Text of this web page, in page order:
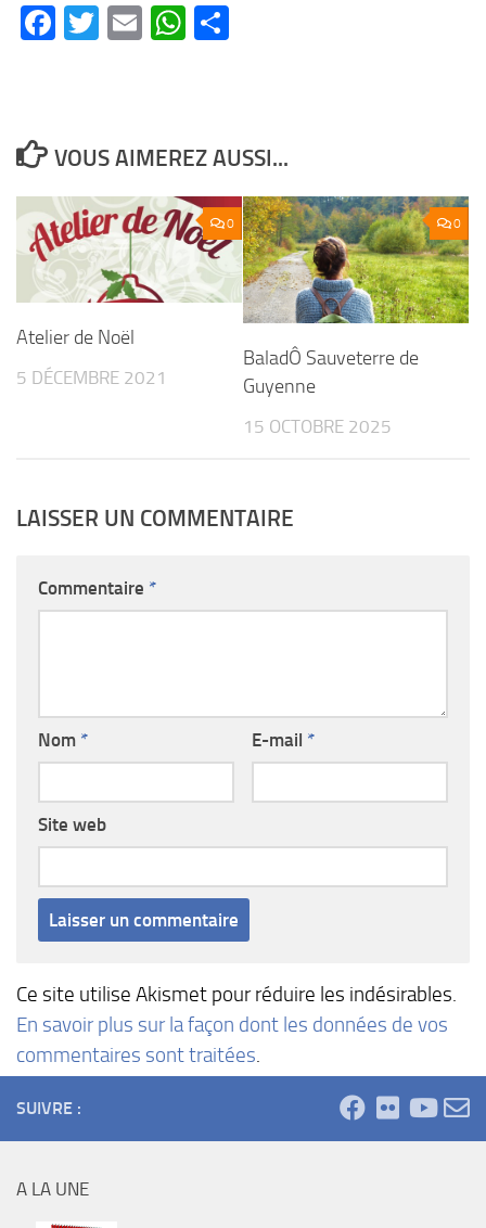
Facebook
Twitter
EmailWhatsApp
VOUS AIMEREZ AUSSI...
0
Atelier de Noël
5 DÉCEMBRE 2021
0
BaladÔ Sauveterre de
Guyenne
15 OCTOBRE 2025
LAISSER UN COMMENTAIRE
Commentaire *
Nom * E-mail *
Site web
Ce site utilise Akismet pour réduire les indésirables.
En savoir plus sur la façon dont les données de vos
commentaires sont traitées.
SUIVRE :
A LA UNE